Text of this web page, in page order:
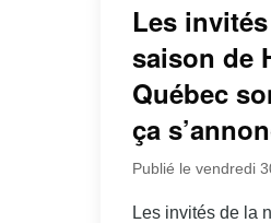
Les
saison de
Québec
ça
Publié le vendredi
Les invités de la